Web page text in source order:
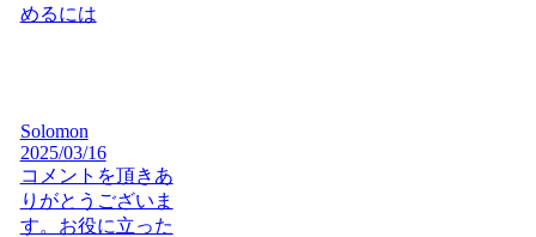
めるには
Solomon
2025/03/16
コメントを頂きあ
りがとうございま
す。お役に立った